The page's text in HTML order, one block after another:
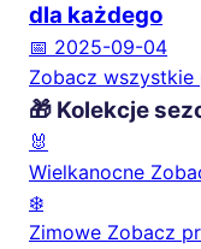
dla każdego
📅 2025-09-04
Zobacz
🎁 Kolekcje
🐰
Wielkanocne
❄️
Zimowe Zobacz